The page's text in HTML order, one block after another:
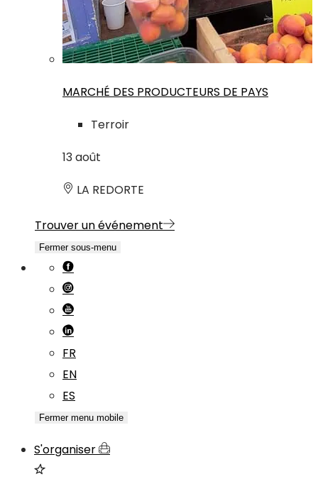
MARCHÉ DES PRODUCTEURS DE PAYS
Terroir
13août
LA REDORTE
Trouver un événement
Fermer sous-menu
FR
EN
ES
Fermer menu mobile
S'organiser